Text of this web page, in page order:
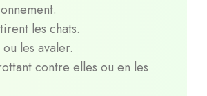
les chats.
les avaler.
contre elles ou en les